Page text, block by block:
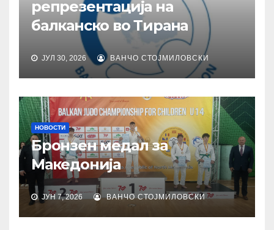
репрезентација на
балканско во Тирана
ЈУЛ 30, 2026 ВАНЧО СТОЈМИЛОВСКИ
НОВОСТИ
Бронзен медал за
Македонија
ЈУН 7, 2026 ВАНЧО СТОЈМИЛОВСКИ